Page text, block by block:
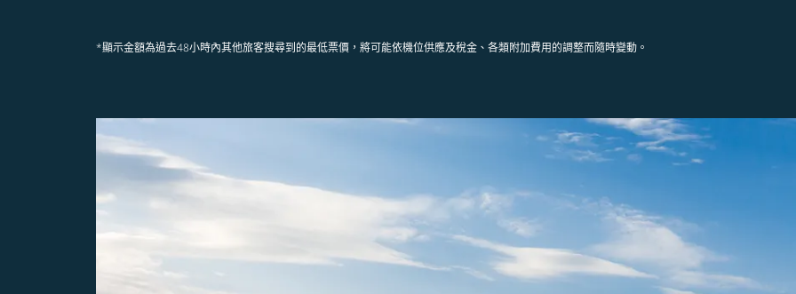
*顯示金額為過去48小時內其他旅客搜尋到的最低票價，將可能依機位供應及稅金、各類附加費用的調整而隨時變動。